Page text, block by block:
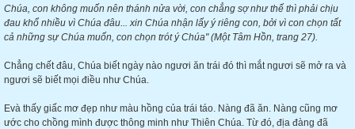
Chúa, con không muốn nên thánh nửa vời, con chẳng sợ như thế thì phải chịu
đau khổ nhiều vì Chúa đâu... xin Chúa nhận lấy ý riêng con, bởi vì con chọn tất
cả những sự Chúa muốn, con chọn trót ý Chúa" (Một Tâm Hồn, trang 27).
Chẳng chết đâu, Chúa biết ngày nào ngươi ăn trái đó thì mắt ngươi sẽ mở ra và
ngươi sẽ biết mọi điều như Chúa.
Evà thấy giấc mơ đẹp như màu hồng của trái táo. Nàng đã ăn. Nàng cũng mơ
ước cho chồng mình được thông minh như Thiên Chúa. Từ đó, địa đàng đã